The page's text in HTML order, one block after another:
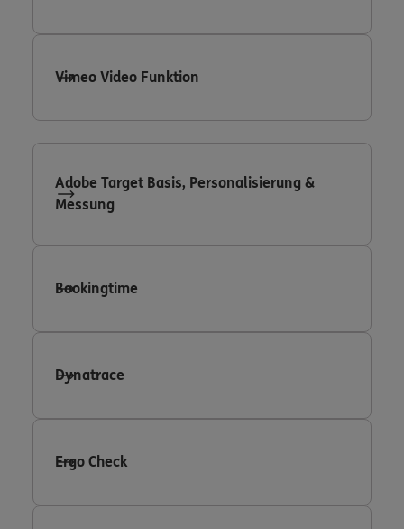
Vimeo Video Funktion
Adobe Target Basis, Personalisierung &
Messung
Bookingtime
Dynatrace
Ergo Check